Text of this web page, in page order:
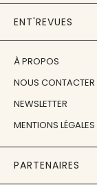
ENT'REVUES
À PROPOS
NOUS CONTACTER
NEWSLETTER
MENTIONS LÉGALES
PARTENAIRES